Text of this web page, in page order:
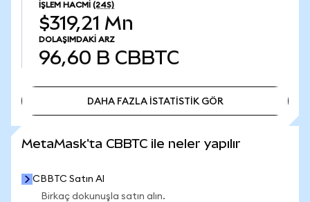
İŞLEM HACMI (24S)
$319,21 Mn
DOLAŞIMDAKI ARZ
96,60 B CBBTC
DAHA FAZLA İSTATİSTİK GÖR
MetaMask'ta CBBTC ile neler yapılır
CBBTC Satın Al
Birkaç dokunuşla satın alın.